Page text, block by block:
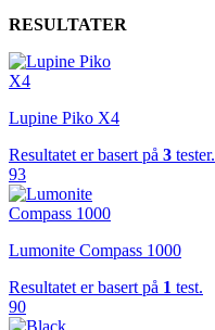
RESULTATER
Lupine Piko X4
Resultatet er basert på 3 tester.
93
Lumonite Compass 1000
Resultatet er basert på 1 test.
90